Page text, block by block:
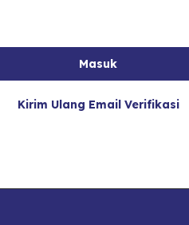
Kirim Ulang Email Verifikasi